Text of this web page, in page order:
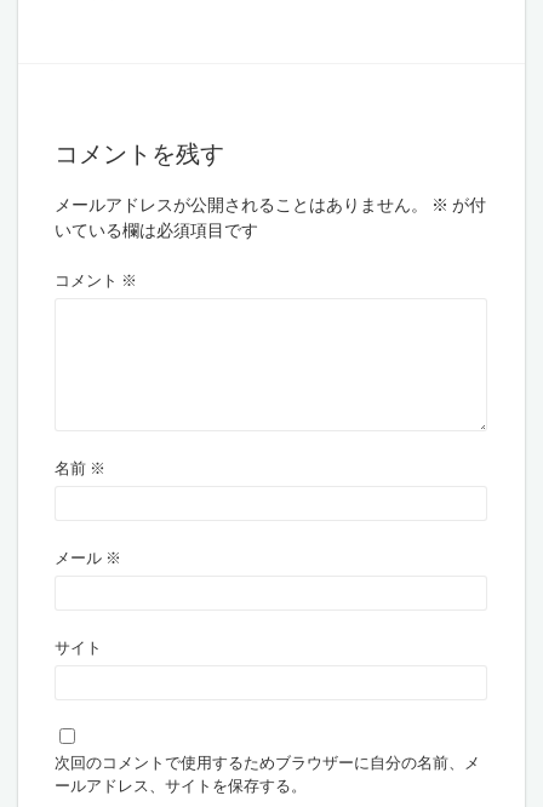
コメントを残す
メールアドレスが公開されることはありません。 ※ が付
いている欄は必須項目です
コメント ※
名前 ※
メール ※
サイト
次回のコメントで使用するためブラウザーに自分の名前、メ
ールアドレス、サイトを保存する。